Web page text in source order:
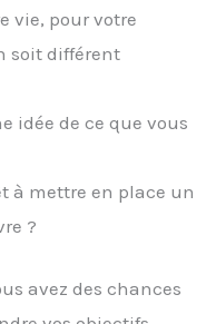
vie, pour votre
soit différent
idée de ce que vous
à mettre en place un
?
avez des chances